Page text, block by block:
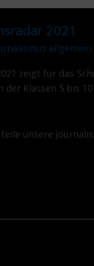
2021
allgemein
zeigt für das
der Klassen 5 bis
unsere